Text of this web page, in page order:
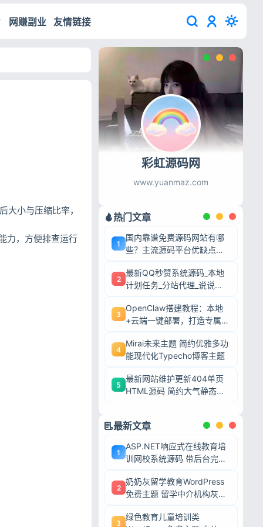
网赚副业 友情链接
小与压缩比率，
力，方便排查运行
彩虹源码网
www.yuanmaz.com
热门文章
1
国内靠谱免费源码网站有哪
些？主流源码平台优缺点深
2
最新QQ秒赞系统源码_本地
计划任务_分站代理_说说赞
3
OpenClaw搭建教程：本地
+云端一键部署，打造专属AI
4
Mirai未来主题 简约优雅多功
能现代化Typecho博客主题
5
最新网站维护更新404单页
HTML源码 简约大气静态模
最新文章
1
ASP.NET响应式在线教育培
训网校系统源码 带后台完整
2
奶奶灰留学教育WordPress
免费主题 留学中介机构灰色
3
绿色教育儿童培训类